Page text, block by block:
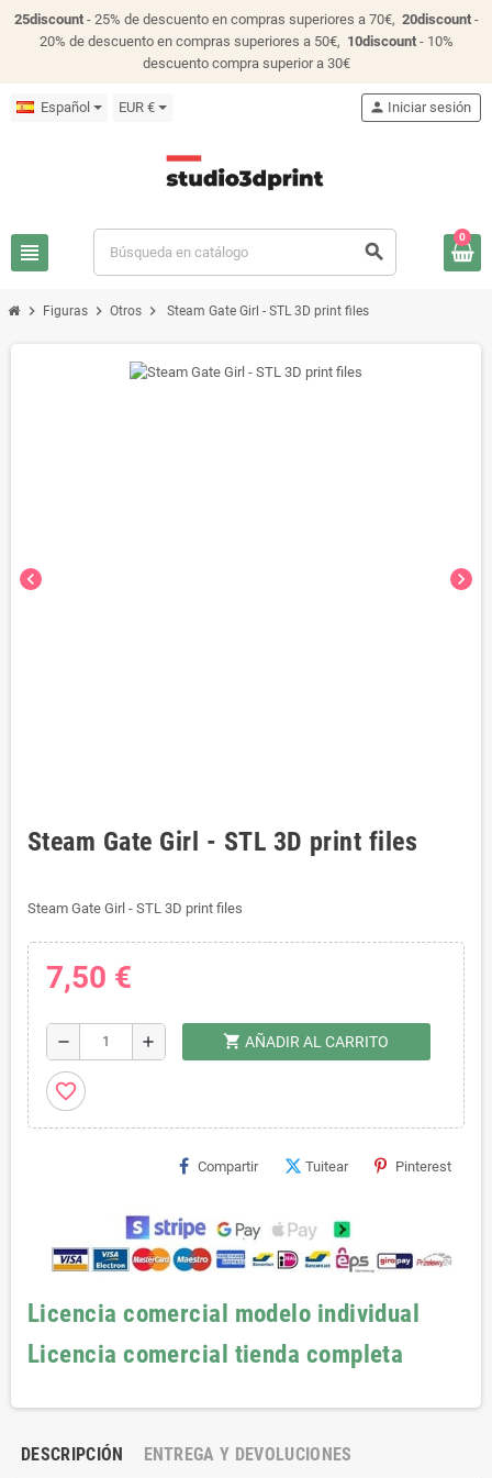
25discount- 25% de descuento en compras superiores a 70€, 20discount-
20% de descuento en compras superiores a 50€, 10discount- 10%
descuento compra superior a 30€
Español EUR €
view_headline search
person Iniciar sesión
0
chevron_right Figuras chevron_right Otros chevron_right Steam Gate Girl - STL 3D print files
chevron_left chevron_right
Steam Gate Girl - STL 3D print files
Steam Gate Girl - STL 3D print files
7,50 €
remove add shopping_cart AÑADIR AL CARRITO
favorite_border
Compartir Tuitear Pinterest
Licencia comercial modelo individual
Licencia comercial tienda completa
DESCRIPCIÓN ENTREGA Y DEVOLUCIONES